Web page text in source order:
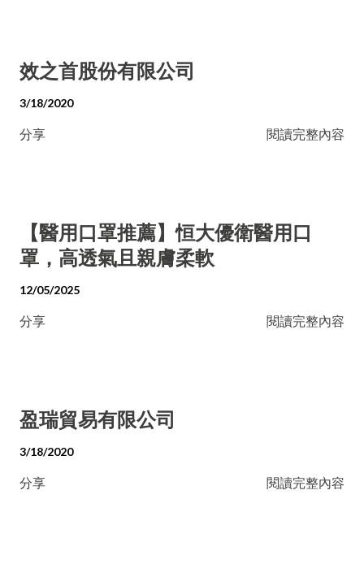
效之首股份有限公司
3/18/2020
分享 閱讀完整內容
【醫用口罩推薦】恒大優衛醫用口
罩，高透氣且親膚柔軟
12/05/2025
分享 閱讀完整內容
盈瑞貿易有限公司
3/18/2020
分享 閱讀完整內容